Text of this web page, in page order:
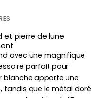
et pierre de lune
avec une magnifique
parfait pour
blanche apporte une
tandis que le métal doré